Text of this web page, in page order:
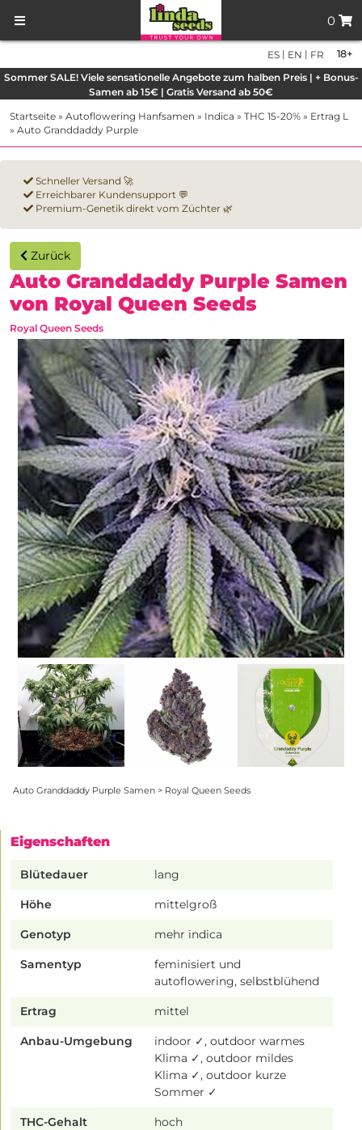
0
18+
ES | EN | FR
Sommer SALE! Viele sensationelle Angebote zum halben Preis | + Bonus-
Samen ab 15€ | Gratis Versand ab 50€
Startseite » Autoflowering Hanfsamen » Indica » THC 15-20% » Ertrag L
» Auto Granddaddy Purple
Schneller Versand 🚀
Erreichbarer Kundensupport 💬
Premium-Genetik direkt vom Züchter 🌿
Zurück
Auto Granddaddy Purple Samen
von Royal Queen Seeds
Royal Queen Seeds
Auto Granddaddy Purple Samen > Royal Queen Seeds
Eigenschaften
Blütedauer lang
Höhe mittelgroß
Genotyp mehr indica
Samentyp
feminisiert und
autoflowering, selbstblühend
Ertrag mittel
Anbau-Umgebung
indoor ✓, outdoor warmes
Klima ✓, outdoor mildes
Klima ✓, outdoor kurze
Sommer ✓
THC-Gehalt hoch